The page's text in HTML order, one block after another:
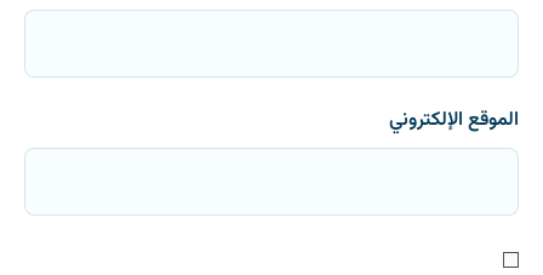
الموقع الإلكتروني